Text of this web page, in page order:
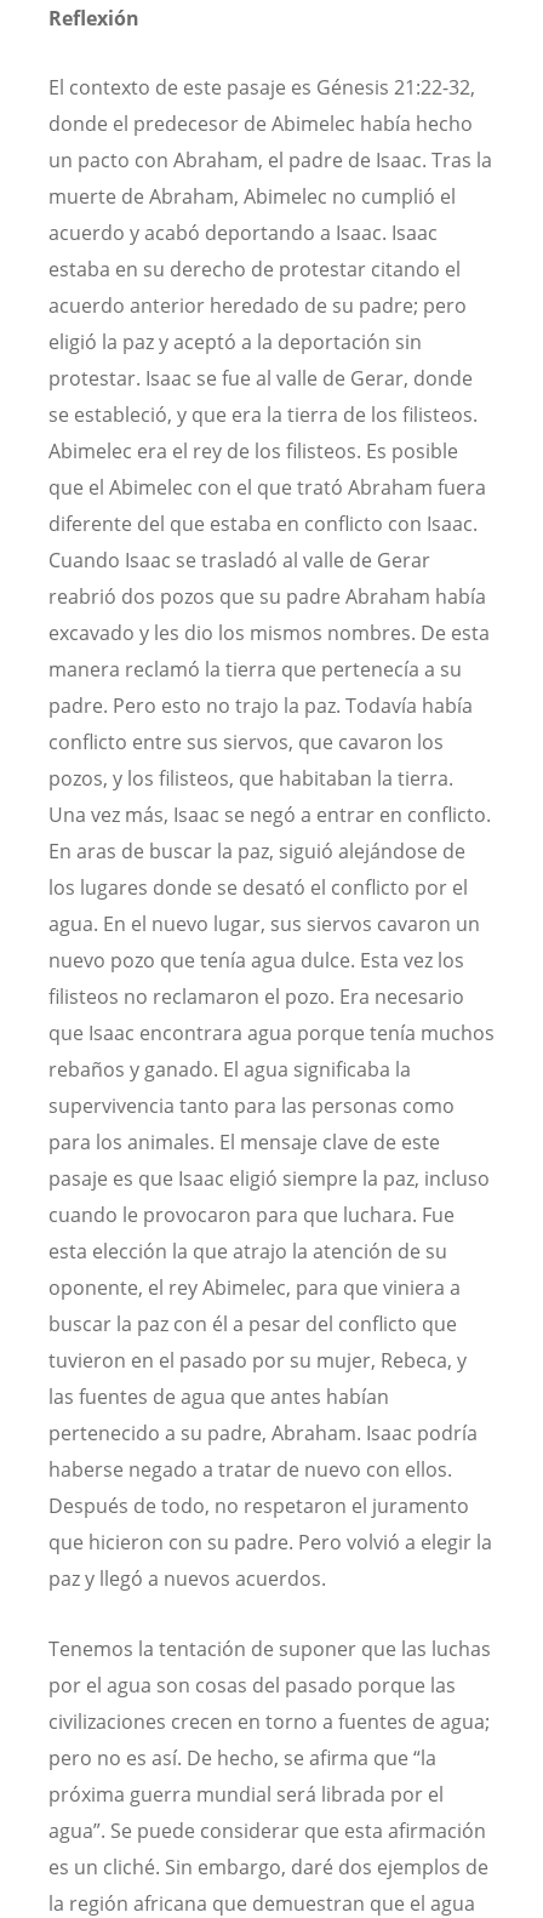
Reflexión
El contexto de este pasaje es Génesis 21:22-32,
donde el predecesor de Abimelec había hecho
un pacto con Abraham, el padre de Isaac. Tras la
muerte de Abraham, Abimelec no cumplió el
acuerdo y acabó deportando a Isaac. Isaac
estaba en su derecho de protestar citando el
acuerdo anterior heredado de su padre; pero
eligió la paz y aceptó a la deportación sin
protestar. Isaac se fue al valle de Gerar, donde
se estableció, y que era la tierra de los filisteos.
Abimelec era el rey de los filisteos. Es posible
que el Abimelec con el que trató Abraham fuera
diferente del que estaba en conflicto con Isaac.
Cuando Isaac se trasladó al valle de Gerar
reabrió dos pozos que su padre Abraham había
excavado y les dio los mismos nombres. De esta
manera reclamó la tierra que pertenecía a su
padre. Pero esto no trajo la paz. Todavía había
conflicto entre sus siervos, que cavaron los
pozos, y los filisteos, que habitaban la tierra.
Una vez más, Isaac se negó a entrar en conflicto.
En aras de buscar la paz, siguió alejándose de
los lugares donde se desató el conflicto por el
agua. En el nuevo lugar, sus siervos cavaron un
nuevo pozo que tenía agua dulce. Esta vez los
filisteos no reclamaron el pozo. Era necesario
que Isaac encontrara agua porque tenía muchos
rebaños y ganado. El agua significaba la
supervivencia tanto para las personas como
para los animales. El mensaje clave de este
pasaje es que Isaac eligió siempre la paz, incluso
cuando le provocaron para que luchara. Fue
esta elección la que atrajo la atención de su
oponente, el rey Abimelec, para que viniera a
buscar la paz con él a pesar del conflicto que
tuvieron en el pasado por su mujer, Rebeca, y
las fuentes de agua que antes habían
pertenecido a su padre, Abraham. Isaac podría
haberse negado a tratar de nuevo con ellos.
Después de todo, no respetaron el juramento
que hicieron con su padre. Pero volvió a elegir la
paz y llegó a nuevos acuerdos.
Tenemos la tentación de suponer que las luchas
por el agua son cosas del pasado porque las
civilizaciones crecen en torno a fuentes de agua;
pero no es así. De hecho, se afirma que “la
próxima guerra mundial será librada por el
agua”. Se puede considerar que esta afirmación
es un cliché. Sin embargo, daré dos ejemplos de
la región africana que demuestran que el agua